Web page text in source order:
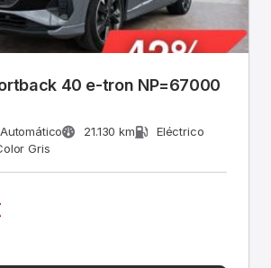
40 e-tron NP=67000
Automático 21.130 km
Eléctrico
Gris